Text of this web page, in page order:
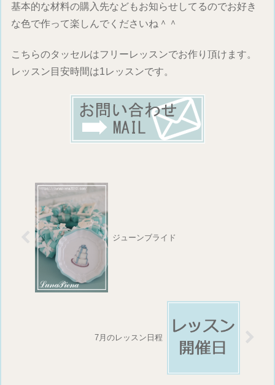
基本的な材料の購入先などもお知らせしてるのでお好き
な色で作って楽しんでくださいね＾＾
こちらのタッセルはフリーレッスンでお作り頂けます。
レッスン目安時間は1レッスンです。
ジューンブライド
7月のレッスン日程